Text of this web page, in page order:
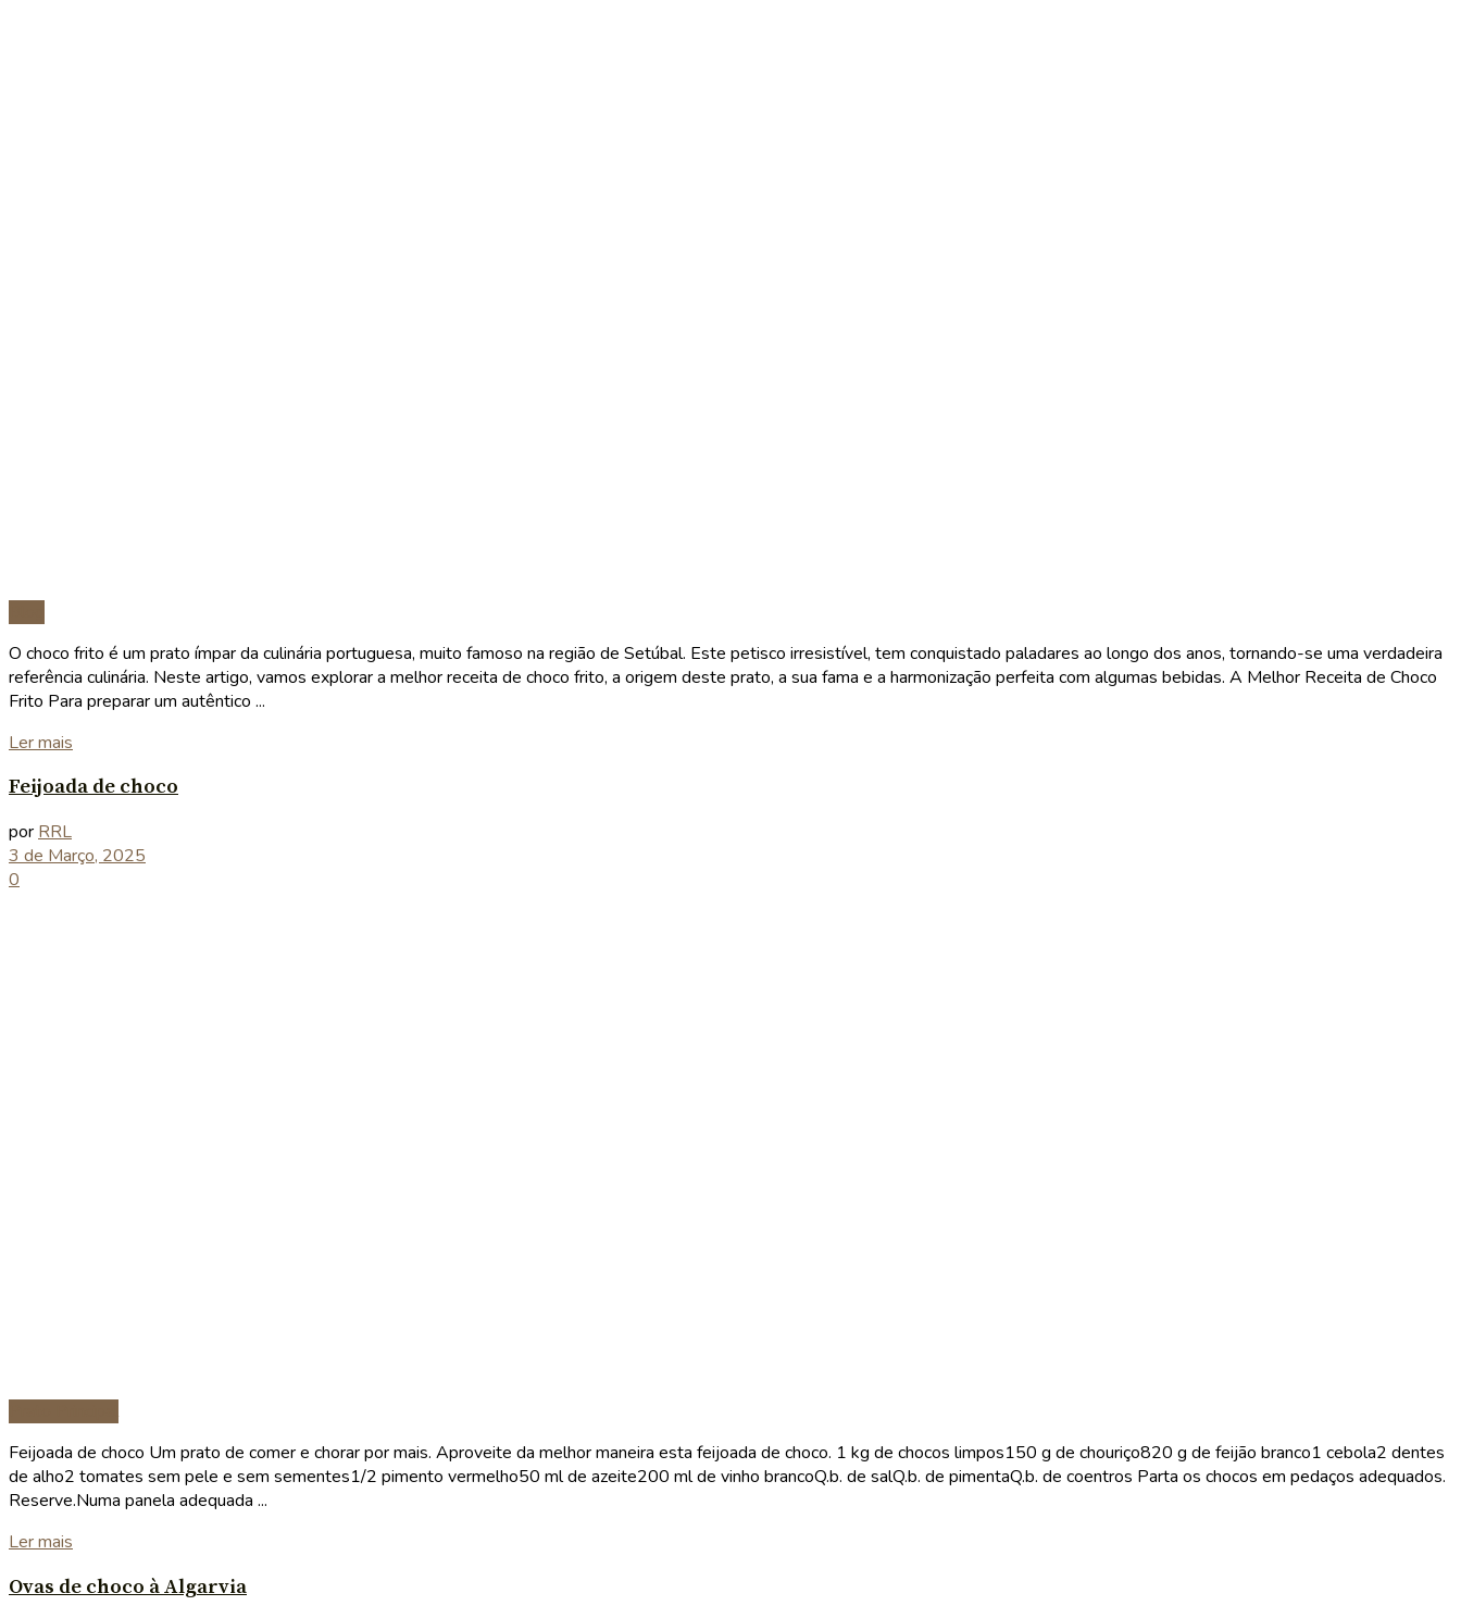
O choco frito é um prato ímpar da culinária portuguesa, muito famoso na região de Setúbal. Este petisco irresistível, tem conquistado paladares ao longo dos anos, tornando-se uma verdadeira
referência culinária. Neste artigo, vamos explorar a melhor receita de choco frito, a origem deste prato, a sua fama e a harmonização perfeita com algumas bebidas. A Melhor Receita de Choco
Frito Para preparar um autêntico ...
Ler mais
Feijoada de choco
por RRL
3 de Março, 2025
0
Feijoada de choco Um prato de comer e chorar por mais. Aproveite da melhor maneira esta feijoada de choco. 1 kg de chocos limpos150 g de chouriço820 g de feijão branco1 cebola2 dentes
de alho2 tomates sem pele e sem sementes1/2 pimento vermelho50 ml de azeite200 ml de vinho brancoQ.b. de salQ.b. de pimentaQ.b. de coentros Parta os chocos em pedaços adequados.
Reserve.Numa panela adequada ...
Ler mais
Ovas de choco à Algarvia